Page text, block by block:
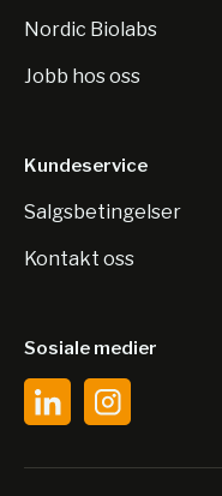
Nordic Biolabs
Jobb hos oss
Kundeservice
Salgsbetingelser
Kontakt oss
Sosiale medier